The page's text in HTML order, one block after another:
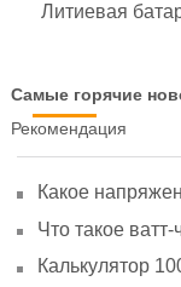
Литиевая
Самые горячие
Рекомендация
Какое
старение
Что такое
Калькулятор